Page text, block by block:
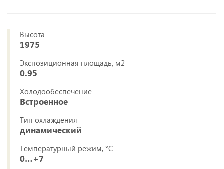
Высота
1975
Экспозиционная площадь, м2
0.95
Холодообеспечение
Встроенное
Тип охлаждения
динамический
Температурный режим, °C
0…+7